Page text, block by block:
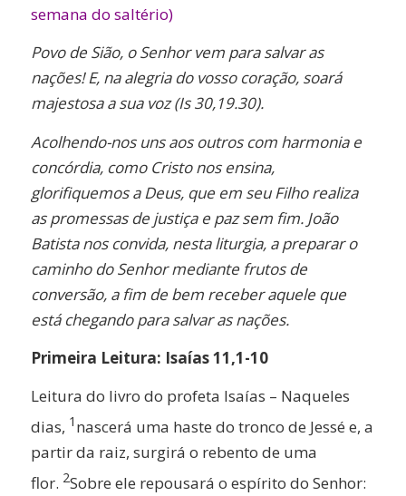
semana do saltério)
Povo de Sião, o Senhor vem para salvar as
nações! E, na alegria do vosso coração, soará
majestosa a sua voz (Is 30,19.30).
Acolhendo-nos uns aos outros com harmonia e
concórdia, como Cristo nos ensina,
glorifiquemos a Deus, que em seu Filho realiza
as promessas de justiça e paz sem fim. João
Batista nos convida, nesta liturgia, a preparar o
caminho do Senhor mediante frutos de
conversão, a fim de bem receber aquele que
está chegando para salvar as nações.
Primeira Leitura: Isaías 11,1-10
Leitura do livro do profeta Isaías – Naqueles
dias, 1 nascerá uma haste do tronco de Jessé e, a
partir da raiz, surgirá o rebento de uma
flor. 2Sobre ele repousará o espírito do Senhor: